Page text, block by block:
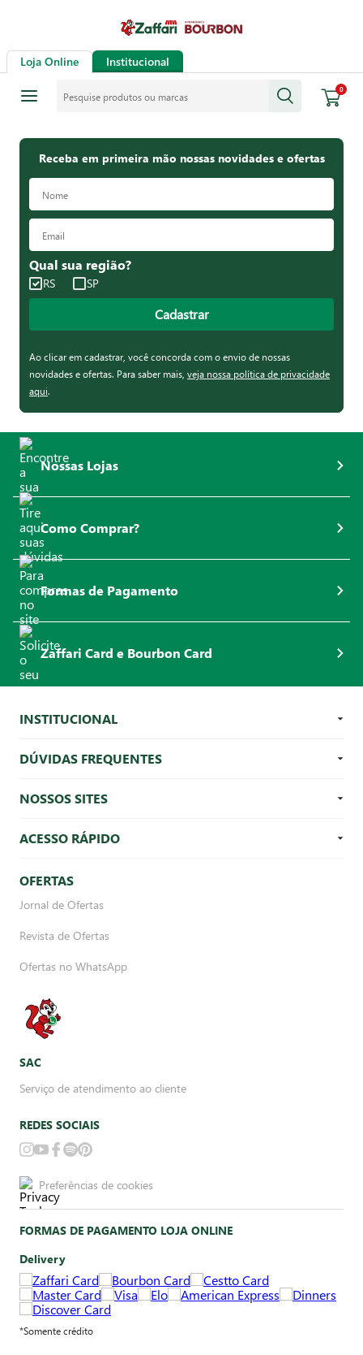
Loja Online Institucional
0
Receba em primeira mão nossas novidades e ofertas
Qual sua região?
RS SP
Cadastrar
Ao clicar em cadastrar, você concorda com o envio de nossas
novidades e ofertas. Para saber mais, veja nossa política de privacidade
aqui.
Nossas Lojas
Como Comprar?
Formas de Pagamento
Zaffari Card e Bourbon Card
INSTITUCIONAL
DÚVIDAS FREQUENTES
NOSSOS SITES
ACESSO RÁPIDO
OFERTAS
Jornal de Ofertas
Revista de Ofertas
Ofertas no WhatsApp
SAC
Serviço de atendimento ao cliente
REDES SOCIAIS
Preferências de cookies
FORMAS DE PAGAMENTO LOJA ONLINE
Delivery
*Somente crédito